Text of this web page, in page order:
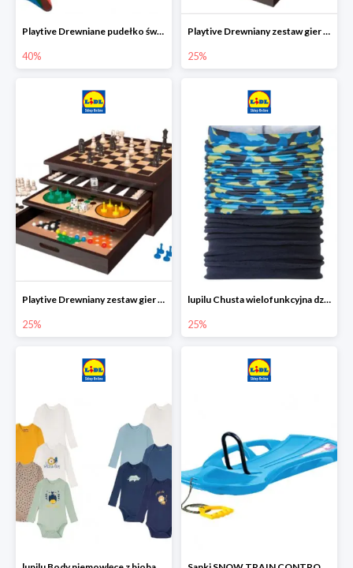
Playtive Drewniane pudełko świetlne MONTESSORI
40%
Playtive Drewniany zestaw gier 10 w 1
25%
Playtive Drewniany zestaw gier 10 w 1
25%
lupilu Chusta wielofunkcyjna dziecięca
25%